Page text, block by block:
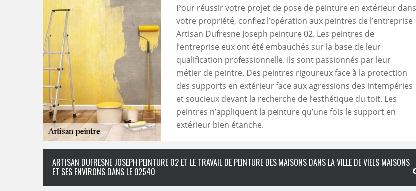
Pour réussir votre projet de pose de peinture en extérieur dans
votre propriété, confiez l’opération aux peintres de l’entreprise
Artisan Dufresne Joseph peinture 02. Les peintres de
l’entreprise eux ont été embauchés sur la base de leur
qualification professionnelle. Ils sont passionnés par leur
métier de peintre. Des peintres rigoureux face à la protection
des supports en extérieur face aux agressions des intempéries
et soucieux devant la recherche de l’esthétique du toit. Les
peintres n’appliquent la peinture qu’une fois le support en
extérieur bien étanche.
ARTISAN DUFRESNE JOSEPH PEINTURE 02 ET LE TRAVAIL DE PEINTURE DES MAISONS DANS LA VILLE DE VIELS MAISONS
ET SES ENVIRONS DANS LE 02540